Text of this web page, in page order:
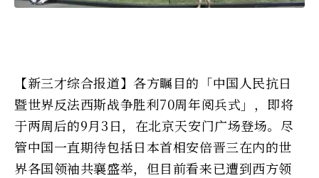
【新三才综合报道】各方瞩目的「中国人民抗日
暨世界反法西斯战争胜利70周年阅兵式」，即将
于两周后的9月3日，在北京天安门广场登场。尽
管中国一直期待包括日本首相安倍晋三在内的世
界各国领袖共襄盛举，但目前看来已遭到西方领